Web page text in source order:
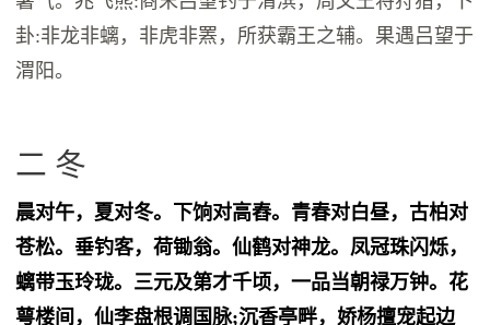
卦:非龙非螭，非虎非罴，所获霸王之辅。果遇吕望于
渭阳。
二 冬
晨对午，夏对冬。下饷对高舂。青春对白昼，古柏对
苍松。垂钓客，荷锄翁。仙鹤对神龙。凤冠珠闪烁，
螭带玉玲珑。三元及第才千顷，一品当朝禄万钟。花
萼楼间，仙李盘根调国脉;沉香亭畔，娇杨擅宠起边